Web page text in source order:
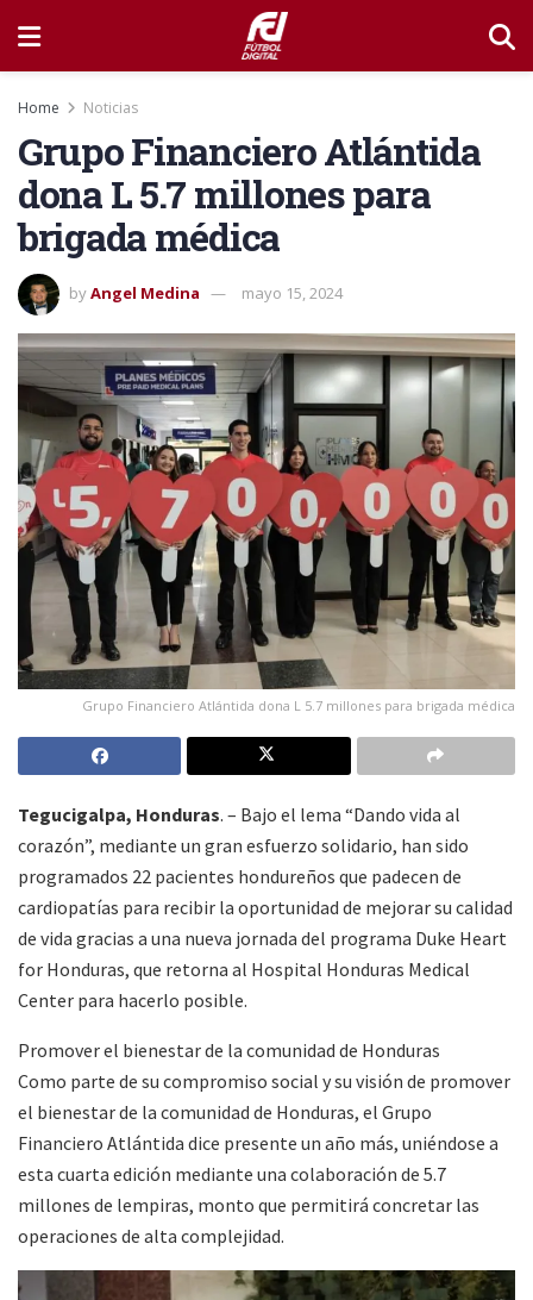
Home Noticias
Grupo Financiero Atlántida
dona L 5.7 millones para
brigada médica
byAngel Medina mayo 15, 2024
Grupo Financiero Atlántida dona L 5.7 millones para brigada médica
Tegucigalpa, Honduras. – Bajo el lema “Dando vida al
corazón”, mediante un gran esfuerzo solidario, han sido
programados 22 pacientes hondureños que padecen de
cardiopatías para recibir la oportunidad de mejorar su calidad
de vida gracias a una nueva jornada del programa Duke Heart
for Honduras, que retorna al Hospital Honduras Medical
Center para hacerlo posible.
Promover el bienestar de la comunidad de Honduras
Como parte de su compromiso social y su visión de promover
el bienestar de la comunidad de Honduras, el Grupo
Financiero Atlántida dice presente un año más, uniéndose a
esta cuarta edición mediante una colaboración de 5.7
millones de lempiras, monto que permitirá concretar las
operaciones de alta complejidad.